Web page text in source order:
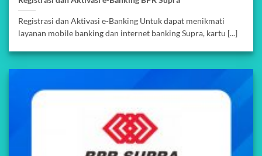
Registrasi dan Aktivasi e-Banking Untuk dapat menikmati
layanan mobile banking dan internet banking Supra, kartu [...]